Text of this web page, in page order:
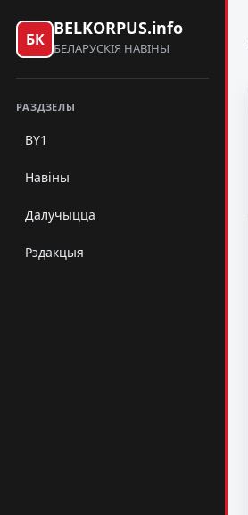
БК
BELKORPUS.info
БЕЛАРУСКІЯ НАВІНЫ
РАЗДЗЕЛЫ
BY1
Навіны
Далучыцца
Рэдакцыя